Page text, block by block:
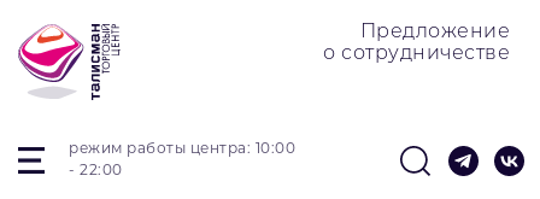
режим работы центра: 10:00
- 22:00
Предложение
о сотрудничестве